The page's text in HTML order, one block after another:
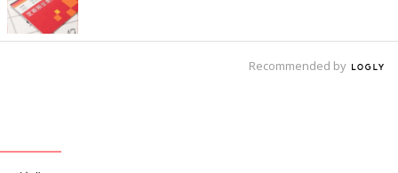
Recommended by